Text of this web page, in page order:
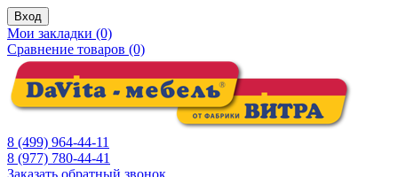
Вход
Мои закладки (0)
Сравнение товаров (0)
8 (499) 964-44-11
8 (977) 780-44-41
Заказать обратный звонок